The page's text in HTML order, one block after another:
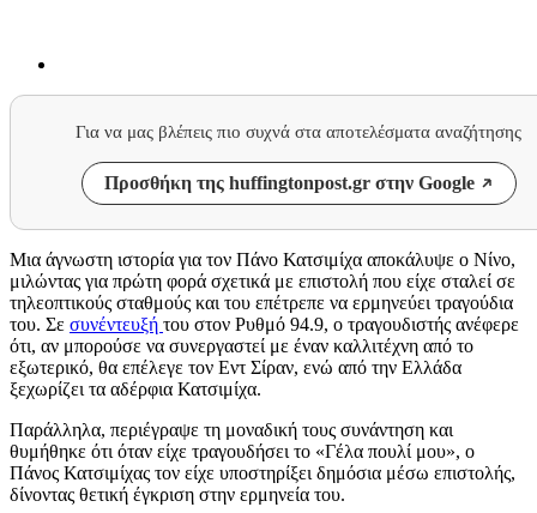
Για να μας βλέπεις πιο συχνά στα αποτελέσματα αναζήτησης
Προσθήκη της huffingtonpost.gr στην Google
Μια άγνωστη ιστορία για τον Πάνο Κατσιμίχα αποκάλυψε ο Νίνο,
μιλώντας για πρώτη φορά σχετικά με επιστολή που είχε σταλεί σε
τηλεοπτικούς σταθμούς και του επέτρεπε να ερμηνεύει τραγούδια
του. Σε συνέντευξή του στον Ρυθμό 94.9, ο τραγουδιστής ανέφερε
ότι, αν μπορούσε να συνεργαστεί με έναν καλλιτέχνη από το
εξωτερικό, θα επέλεγε τον Εντ Σίραν, ενώ από την Ελλάδα
ξεχωρίζει τα αδέρφια Κατσιμίχα.
Παράλληλα, περιέγραψε τη μοναδική τους συνάντηση και
θυμήθηκε ότι όταν είχε τραγουδήσει το «Γέλα πουλί μου», ο
Πάνος Κατσιμίχας τον είχε υποστηρίξει δημόσια μέσω επιστολής,
δίνοντας θετική έγκριση στην ερμηνεία του.